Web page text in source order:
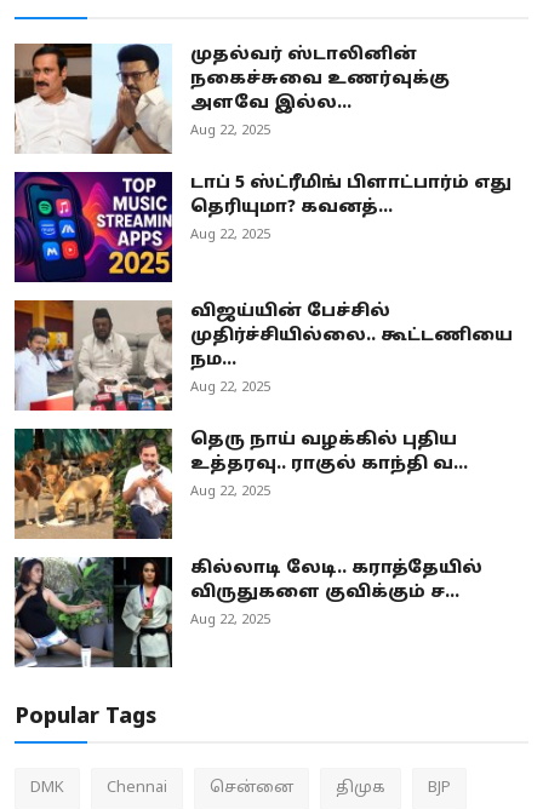
முதல்வர் ஸ்டாலினின்
நகைச்சுவை உணர்வுக்கு
அளவே இல்ல...
Aug 22, 2025
டாப் 5 ஸ்ட்ரீமிங் பிளாட்பார்ம் எது
தெரியுமா? கவனத்...
Aug 22, 2025
விஜய்யின் பேச்சில்
முதிர்ச்சியில்லை.. கூட்டணியை
நம...
Aug 22, 2025
தெரு நாய் வழக்கில் புதிய
உத்தரவு.. ராகுல் காந்தி வ...
Aug 22, 2025
கில்லாடி லேடி.. கராத்தேயில்
விருதுகளை குவிக்கும் ச...
Aug 22, 2025
Popular Tags
DMK Chennai சென்னை திமுக BJP